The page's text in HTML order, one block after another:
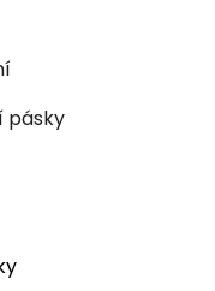
pásky